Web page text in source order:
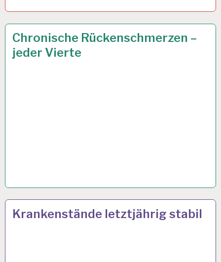
12-
STUNDEN-
ARBEITSTAG…
Chronische Rückenschmerzen –
jeder Vierte
3 FEB. 2023
12-
STUNDEN-
Krankenstände letztjährig stabil
28 DEZ. 2022